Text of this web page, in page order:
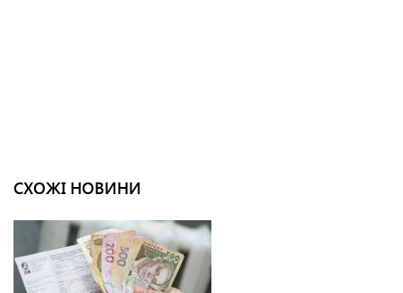
СХОЖІ НОВИНИ